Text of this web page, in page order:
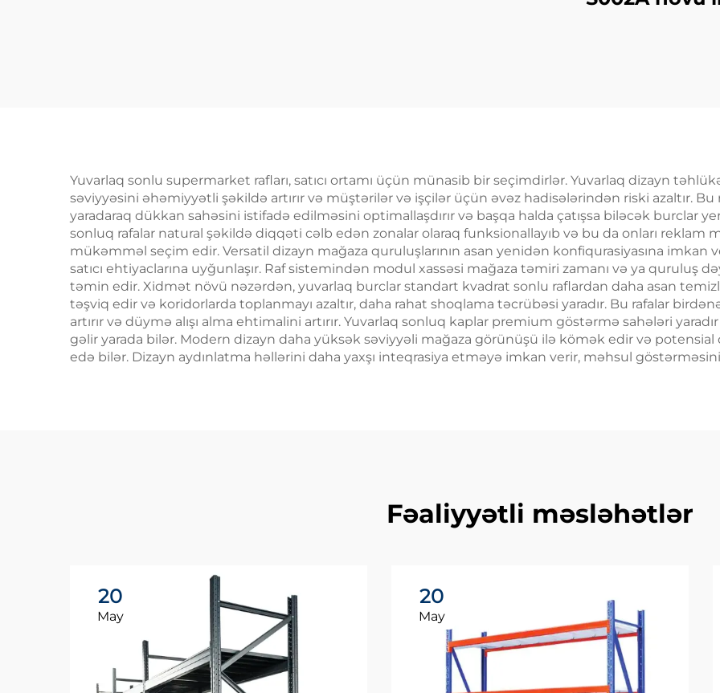
Yuvarlaq sonlu supermarket rafları, satıcı ortamı üçün münasib bir seçimdirlər. Yuvarlaq dizayn
səviyyəsini əhəmiyyətli şəkildə artırır və müştərilər və işçilər üçün əvəz hadisələrindən riski azaltır. Bu
yaradaraq dükkan sahəsini istifadə edilməsini optimallaşdırır və başqa halda çatışsa biləcək burclar
sonluq rafalar natural şəkildə diqqəti cəlb edən zonalar olaraq funksionallayıb və bu da onları reklam
mükəmməl seçim edir. Versatil dizayn mağaza quruluşlarının asan yenidən konfiqurasiyasına
satıcı ehtiyaclarına uyğunlaşır. Raf sistemindən modul xassəsi mağaza təmiri zamanı və ya quruluş
təmin edir. Xidmət növü nəzərdən, yuvarlaq burclar standart kvadrat sonlu raflardan daha asan
təşviq edir və koridorlarda toplanmayı azaltır, daha rahat shoqlama təcrübəsi yaradır. Bu rafalar
artırır və düymə alışı alma ehtimalini artırır. Yuvarlaq sonluq kaplar premium göstərmə sahələri
gəlir yarada bilər. Modern dizayn daha yüksək səviyyəli mağaza görünüşü ilə kömək edir və
edə bilər. Dizayn aydınlatma həllərini daha yaxşı inteqrasiya etməyə imkan verir, məhsul göstərməsini
Fəaliyyətli məsləhətlər
20
May
20
May